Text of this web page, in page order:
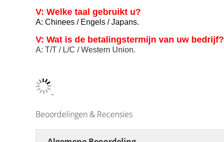
V: Welke taal gebruikt u?
A: Chinees / Engels / Japans.
V: Wat is de betalingstermijn van uw bedrijf?
A: T/T / L/C / Western Union.
Beoordelingen & Recensies